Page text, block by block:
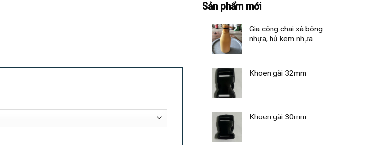
Sản phẩm mới
Gia công chai xà bông
nhựa, hủ kem nhựa
Khoen gài 32mm
Khoen gài 30mm